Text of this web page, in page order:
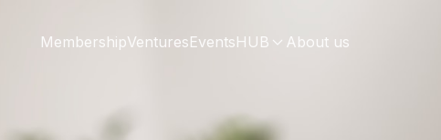
MembershipVenturesEventsHUB About us